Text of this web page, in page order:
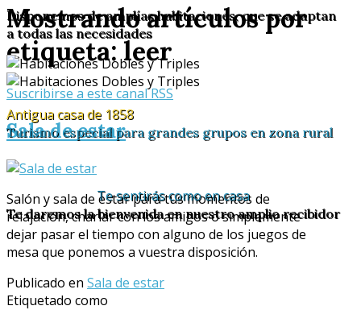
Disponemos de amplías habitaciones, que se adaptan
a todas las necesidades
Antigua casa de 1858
Turismo especial para grandes grupos en zona rural
Te sentirás como en casa
Te daremos la bienvenida en nuestro amplio recibidor
Mostrando artículos por
etiqueta: leer
Suscribirse a este canal RSS
Sala de estar
Salón y sala de estar para tus momentos de
relajación, charlar con los amigos o simplemente
dejar pasar el tiempo con alguno de los juegos de
mesa que ponemos a vuestra disposición.
Publicado en Sala de estar
Etiquetado como